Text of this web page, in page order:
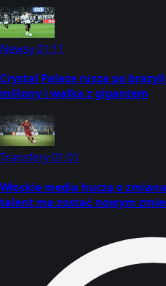
Newsy01:11
Crystal Palace rusza po
miliony i walka z gigantem
Transfery01:01
Włoskie media huczą o
talent ma zostać nowym